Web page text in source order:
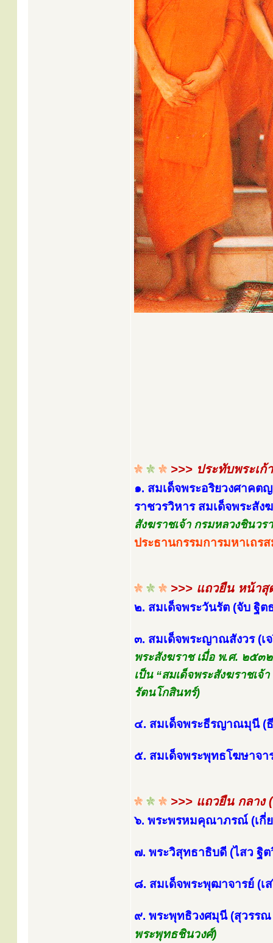
>>> ประทับพระเก้
๑. สมเด็จพระอริยวงศาค
ราชวรวิหาร สมเด็จพระสั
สังฆราชเจ้า กรมหลวงชินว
ประธานกรรมการมหาเถร
>>> แถวยืน หน้าสุ
๒. สมเด็จพระวันรัต (จับ ฐิ
๓. สมเด็จพระญาณสังวร (
พระสังฆราช เมื่อ พ.ศ. ๒๕๓
เป็น “สมเด็จพระสังฆราชเ
รัตนโกสินทร์)
๔. สมเด็จพระธีรญาณมุนี (
๕. สมเด็จพระพุทธโฆษาจา
>>> แถวยืน กลาง
๖. พระพรหมคุณาภรณ์ (เกี่
๗. พระวิสุทธาธิบดี (ไสว ฐิ
๘. สมเด็จพระพุฒาจารย์ (เ
๙. พระพุทธิวงศมุนี (สุวรร
พระพุทธชินวงศ์)